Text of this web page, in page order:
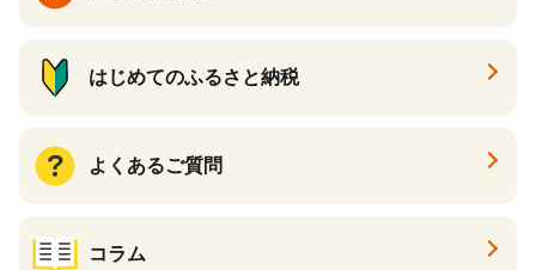
はじめてのふるさと納税
よくあるご質問
コラム